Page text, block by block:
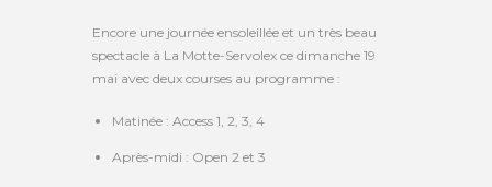
Encore une journée ensoleillée et un très beau
spectacle à La Motte-Servolex ce dimanche 19
mai avec deux courses au programme :
Matinée : Access 1, 2, 3, 4
Après-midi : Open 2 et 3